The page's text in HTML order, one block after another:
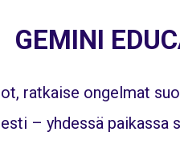
GEMINI
ratkaise ongelmat
– yhdessä paikassa